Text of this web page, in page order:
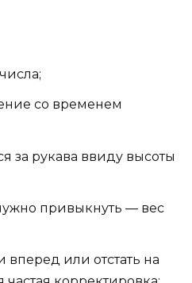
со временем
за рукава ввиду высоты
привыкнуть — вес
вперед или отстать на